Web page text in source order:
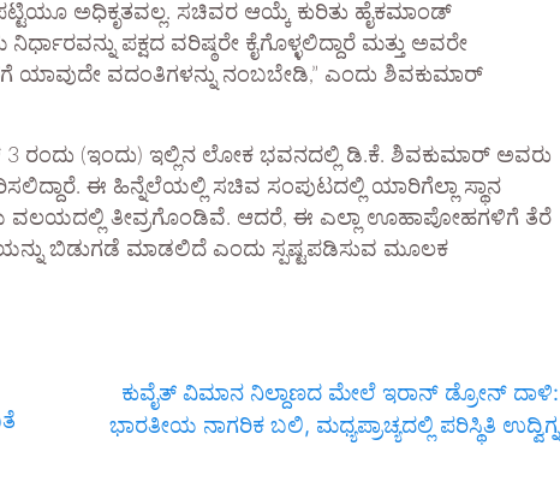
ಅಧಿಕೃತವಲ್ಲ. ಸಚಿವರ ಆಯ್ಕೆ ಕುರಿತು ಹೈಕಮಾಂಡ್
ಪಕ್ಷದ ವರಿಷ್ಠರೇ ಕೈಗೊಳ್ಳಲಿದ್ದಾರೆ ಮತ್ತು ಅವರೇ
ಯಾವುದೇ ವದಂತಿಗಳನ್ನು ನಂಬಬೇಡಿ,” ಎಂದು ಶಿವಕುಮಾರ್
ರಂದು (ಇಂದು) ಇಲ್ಲಿನ ಲೋಕ ಭವನದಲ್ಲಿ ಡಿ.ಕೆ. ಶಿವಕುಮಾರ್ ಅವರು
ಈ ಹಿನ್ನೆಲೆಯಲ್ಲಿ ಸಚಿವ ಸಂಪುಟದಲ್ಲಿ ಯಾರಿಗೆಲ್ಲಾ ಸ್ಥಾನ
ವಲಯದಲ್ಲಿ ತೀವ್ರಗೊಂಡಿವೆ. ಆದರೆ, ಈ ಎಲ್ಲಾ ಊಹಾಪೋಹಗಳಿಗೆ ತೆರೆ
ಬಿಡುಗಡೆ ಮಾಡಲಿದೆ ಎಂದು ಸ್ಪಷ್ಟಪಡಿಸುವ ಮೂಲಕ
ಕುವೈತ್ ವಿಮಾನ ನಿಲ್ದಾಣದ ಮೇಲೆ ಇರಾನ್ ಡ್ರೋನ್ ದಾಳಿ:
ಭಾರತೀಯ ನಾಗರಿಕ ಬಲಿ, ಮಧ್ಯಪ್ರಾಚ್ಯದಲ್ಲಿ ಪರಿಸ್ಥಿತಿ ಉದ್ವಿಗ್ನ